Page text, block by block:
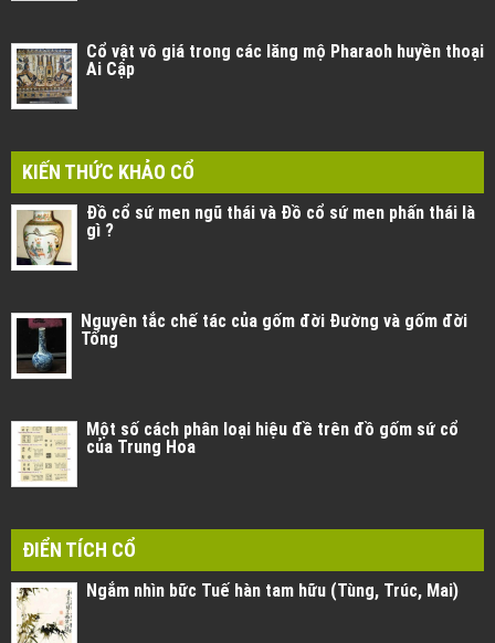
Cổ vật vô giá trong các lăng mộ Pharaoh huyền thoại
Ai Cập
KIẾN THỨC KHẢO CỔ
Đồ cổ sứ men ngũ thái và Đồ cổ sứ men phấn thái là
gì ?
Nguyên tắc chế tác của gốm đời Đường và gốm đời
Tống
Một số cách phân loại hiệu đề trên đồ gốm sứ cổ
của Trung Hoa
ĐIỂN TÍCH CỔ
Ngắm nhìn bữc Tuế hàn tam hữu (Tùng, Trúc, Mai)